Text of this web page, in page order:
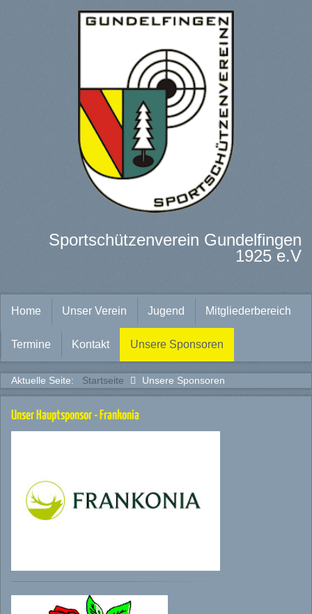
Sportschützenverein Gundelfingen
1925 e.V
Home Unser Verein Jugend Mitgliederbereich
Termine Kontakt Unsere Sponsoren
Aktuelle Seite: Startseite Unsere Sponsoren
Unser Hauptsponsor - Frankonia